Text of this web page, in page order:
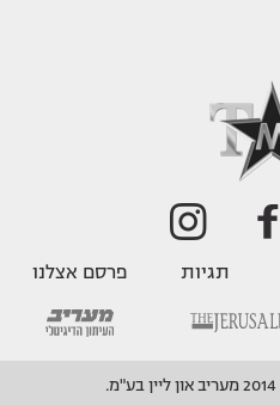
תגיות פרסם אצלנו